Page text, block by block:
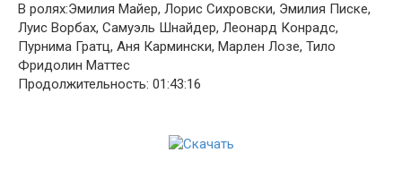
В ролях:Эмилия Майер, Лорис Сихровски, Эмилия Писке,
Луис Ворбах, Самуэль Шнайдер, Леонард Конрадс,
Пурнима Гратц, Аня Кармински, Марлен Лозе, Тило
Фридолин Маттес
Продолжительность: 01:43:16